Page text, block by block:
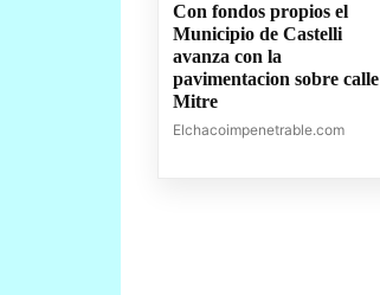
Con fondos propios el
Municipio de Castelli
avanza con la
pavimentacion sobre calle
Mitre
Elchacoimpenetrable.com